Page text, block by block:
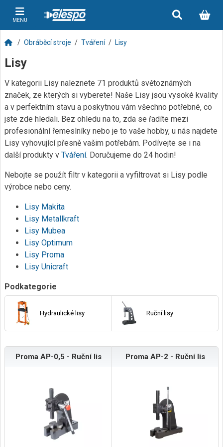
MENU
Obráběcí stroje Tváření Lisy
Lisy
V kategorii Lisy naleznete 71 produktů světoznámých
značek, ze kterých si vyberete! Naše Lisy jsou vysoké kvality
a v perfektním stavu a poskytnou vám všechno potřebné, co
jste zde hledali. Bez ohledu na to, zda se řadíte mezi
profesionální řemeslníky nebo je to vaše hobby, u nás najdete
Lisy vyhovující přesně vašim potřebám. Podívejte se i na
další produkty v Tváření. Doručujeme do 24 hodin!
Nebojte se použít filtr v kategorii a vyfiltrovat si Lisy podle
výrobce nebo ceny.
Lisy Makita
Lisy Metallkraft
Lisy Mubea
Lisy Optimum
Lisy Proma
Lisy Unicraft
Podkategorie
Hydraulické lisy Ruční lisy
Proma AP-0,5 - Ruční lis Proma AP-2 - Ruční lis